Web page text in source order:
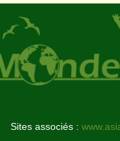
Sites associés :